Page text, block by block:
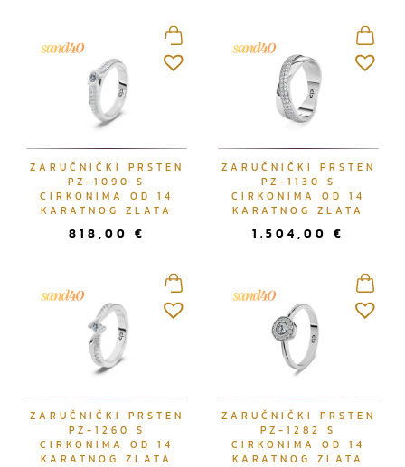
v
i
j
e
ZARUČNIČKI PRSTEN
PZ-1090 S
CIRKONIMA OD 14
KARATNOG ZLATA
818,00 €
ZARUČNIČKI PRSTEN
PZ-1130 S
CIRKONIMA OD 14
KARATNOG ZLATA
1.504,00 €
ZARUČNIČKI PRSTEN
PZ-1260 S
CIRKONIMA OD 14
KARATNOG ZLATA
ZARUČNIČKI PRSTEN
PZ-1282 S
CIRKONIMA OD 14
KARATNOG ZLATA